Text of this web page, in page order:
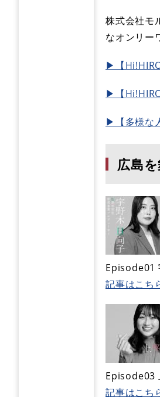
株式会社モ
なオンリー
▶【
▶【
▶【多様な
広島
Episode01
記事はこち
Episode03
記事はこち